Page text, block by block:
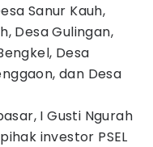
Sanur Kauh,
Desa Gulingan,
Desa
dan Desa
I Gusti Ngurah
investor PSEL